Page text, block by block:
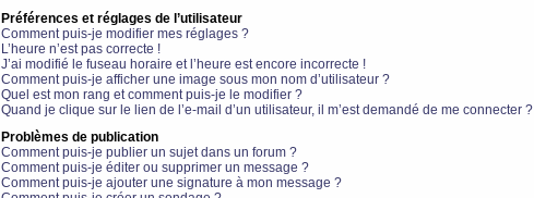
Préférences et réglages de l’utilisateur
Comment puis-je modifier mes réglages ?
L’heure n’est pas correcte !
J’ai modifié le fuseau horaire et l’heure est encore incorrecte !
Comment puis-je afficher une image sous mon nom d’utilisateur ?
Quel est mon rang et comment puis-je le modifier ?
Quand je clique sur le lien de l’e-mail d’un utilisateur, il m’est demandé de me connecter ?
Problèmes de publication
Comment puis-je publier un sujet dans un forum ?
Comment puis-je éditer ou supprimer un message ?
Comment puis-je ajouter une signature à mon message ?